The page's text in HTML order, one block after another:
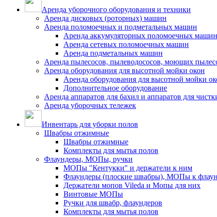
Аренда уборочного оборудования и техники
Аренда дисковых (роторных) машин
Аренда поломоечных и подметальных машин
Аренда аккумуляторных поломоечных машин
Аренда сетевых поломоечных машин
Аренда подметальных машин
Аренда пылесосов, пылеводососов, моющих
Аренда оборудования для высотной мойки окон
Аренда оборудования для высотной мойки
Дополнительное оборудование
Аренда аппаратов для бахил и аппаратов для
Аренда уборочных тележек
Инвентарь для уборки полов
Швабры отжимные
Швабры отжимные
Комплекты для мытья полов
Флаундеры, МОПы, ручки
МОПы "Кентукки" и держатели к ним
Флаундеры (плоские швабры), МОПы к
Держатели мопов Vileda и Мопы для них
Винтовые МОПы
Ручки для швабр, флаундеров
Комплекты для мытья полов